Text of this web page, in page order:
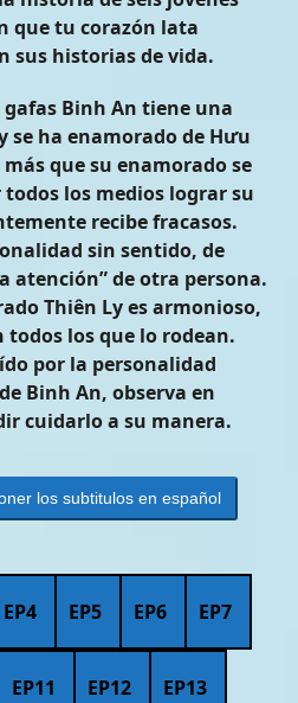
que tu corazón lata
sus historias de vida.
gafas Binh An tiene una
se ha enamorado de Hưu
que su enamorado se
los medios lograr su
recibe fracasos.
sin sentido, de
atención” de otra persona.
Thiên Ly es armonioso,
todos los que lo rodean.
por la personalidad
Binh An, observa en
cuidarlo a su manera.
los subtitulos en español
EP4 EP5 EP6 EP7
EP11 EP12 EP13